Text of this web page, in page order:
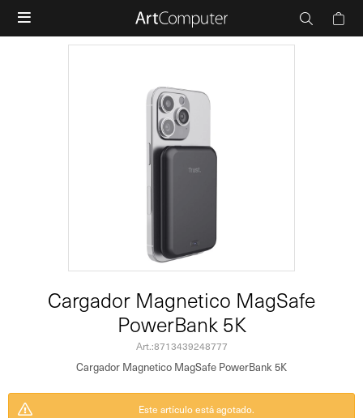

Cargador Magnetico MagSafe
PowerBank 5K
8713439248777
Cargador Magnetico MagSafe PowerBank 5K
Este artículo está agotado.